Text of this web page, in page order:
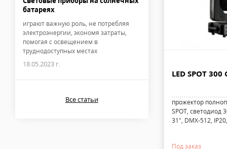
батареях
играют важную роль, не потребляя
электроэнергии, экономя затраты,
помогая с освещением в
труднодоступных местах
18.05.2023 г.
Все статьи
LED SPOT 300
прожектор
SPOT, светодиод
31°, DMX-512,
Под заказ